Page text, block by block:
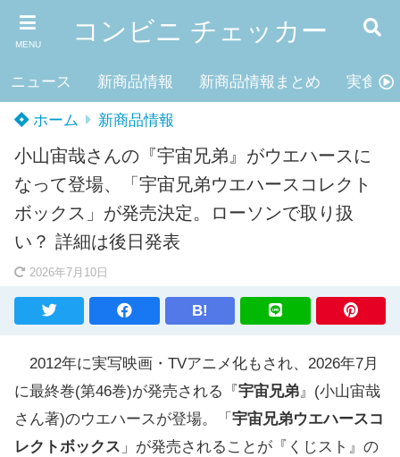
MENU コンビニ チェッカー
ニュース 新商品情報 新商品情報まとめ 実食レ
ホーム 新商品情報
小山宙哉さんの『宇宙兄弟』がウエハースに
なって登場、「宇宙兄弟ウエハースコレクト
ボックス」が発売決定。ローソンで取り扱
い？ 詳細は後日発表
2026年7月10日
B!
2012年に実写映画・TVアニメ化もされ、2026年7月
に最終巻(第46巻)が発売される『宇宙兄弟』(小山宙哉
さん著)のウエハースが登場。「 宇宙兄弟ウエハースコ
レクトボックス 」が発売されることが『くじスト』の